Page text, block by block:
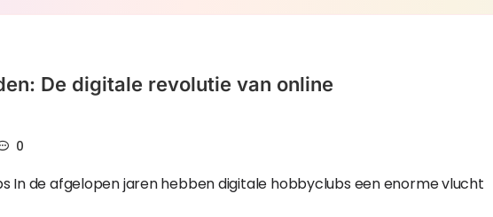
De digitale revolutie van online
0
In de afgelopen jaren hebben digitale hobbyclubs een enorme vlucht